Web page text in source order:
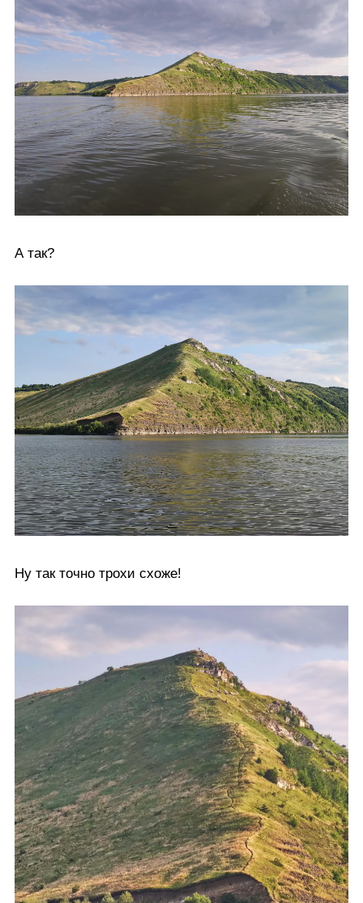
А так?
Ну так точно трохи схоже!